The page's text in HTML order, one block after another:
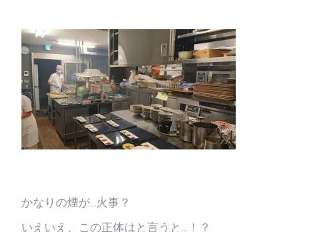
かなりの煙が…火事？
いえいえ、この正体はと言うと…！？